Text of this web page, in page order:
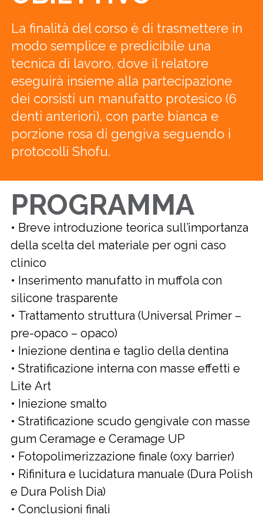
La finalità del corso è di trasmettere in
modo semplice e predicibile una
tecnica di lavoro, dove il relatore
eseguirà insieme alla partecipazione
dei corsisti un manufatto protesico (6
denti anteriori), con parte bianca e
porzione rosa di gengiva seguendo i
protocolli Shofu.
PROGRAMMA
• Breve introduzione teorica sull’importanza
della scelta del materiale per ogni caso
clinico
• Inserimento manufatto in muffola con
silicone trasparente
• Trattamento struttura (Universal Primer –
pre-opaco – opaco)
• Iniezione dentina e taglio della dentina
• Stratificazione interna con masse effetti e
Lite Art
• Iniezione smalto
• Stratificazione scudo gengivale con masse
gum Ceramage e Ceramage UP
• Fotopolimerizzazione finale (oxy barrier)
• Rifinitura e lucidatura manuale (Dura Polish
e Dura Polish Dia)
• Conclusioni finali